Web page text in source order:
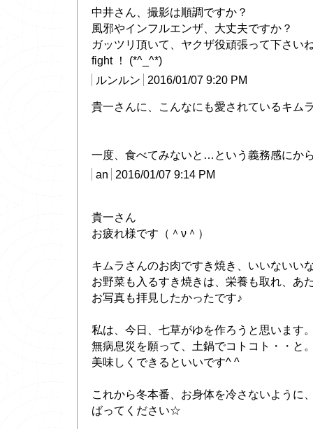
中井さん、撮影は順調ですか？
風邪やインフルエンザ、大丈夫ですか？
ガッツリ頂いて、ヤクザ役頑張って下さい
fight ！ (*^_^*)
ルンルン
2016/01/07 9:20 PM
貴一さんに、こんなにも愛されているキム
一度、食べてみないと…という義務感にか
an
2016/01/07 9:14 PM
貴一さん
お疲れ様です（＾ν＾）
キムラさんのお肉ですき焼き、いいないい
お野菜も入るすき焼きは、栄養も取れ、あ
お写真も拝見したかったです♪
私は、今日、七草がゆを作ろうと思います
無病息災を願って、土鍋でコトコト・・と
美味しくできるといいです^ ^
これから冬本番、お身体を冷さないように
ばってください☆